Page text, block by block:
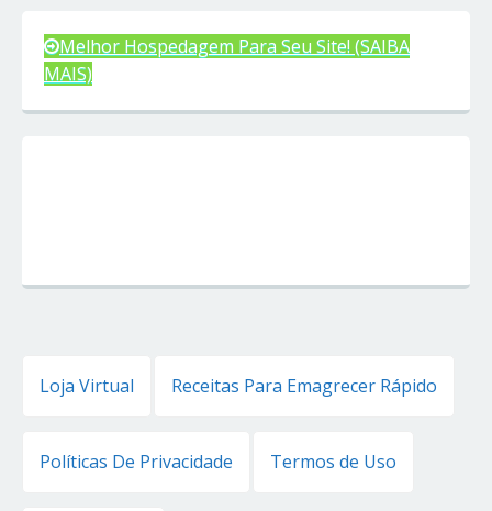
Melhor Hospedagem Para Seu Site! (SAIBA
MAIS)
Loja Virtual Receitas Para Emagrecer Rápido
Políticas De Privacidade Termos de Uso